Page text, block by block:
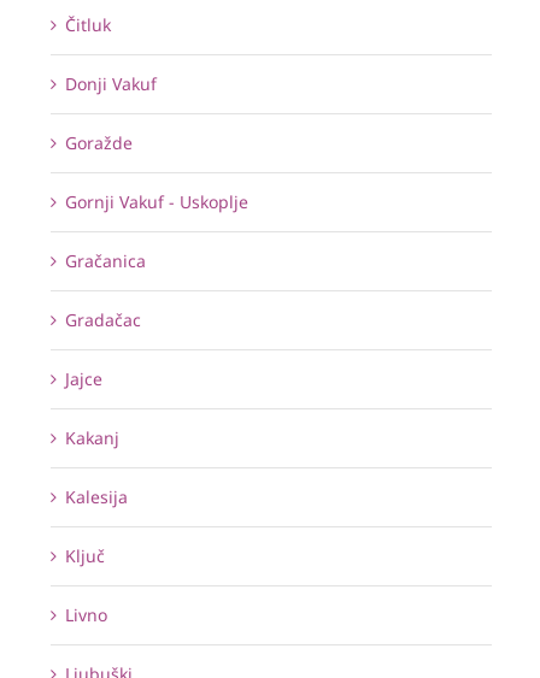
Čitluk
Donji Vakuf
Goražde
Gornji Vakuf - Uskoplje
Gračanica
Gradačac
Jajce
Kakanj
Kalesija
Ključ
Livno